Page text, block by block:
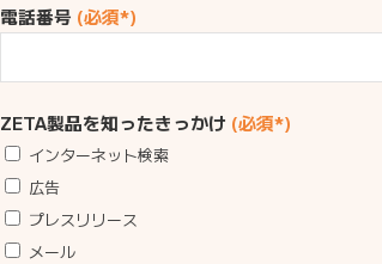
電話番号 (必須*)
ZETA製品を知ったきっかけ (必須*)
インターネット検索
広告
プレスリリース
メール